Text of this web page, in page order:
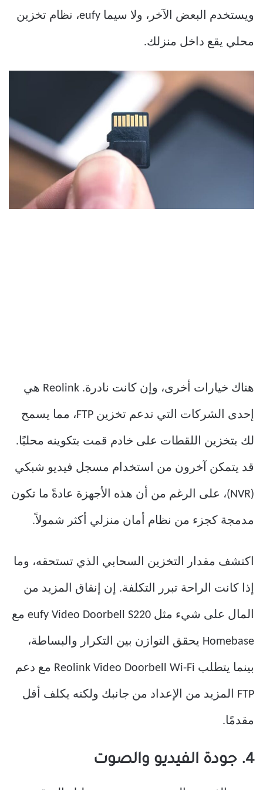
ويستخدم البعض الآخر، ولا سيما eufy، نظام تخزين
محلي يقع داخل منزلك.
هناك خيارات أخرى، وإن كانت نادرة. Reolink هي
إحدى الشركات التي تدعم تخزين FTP، مما يسمح
لك بتخزين اللقطات على خادم قمت بتكوينه محليًا.
قد يتمكن آخرون من استخدام مسجل فيديو شبكي
(NVR)، على الرغم من أن هذه الأجهزة عادةً ما تكون
مدمجة كجزء من نظام أمان منزلي أكثر شمولاً.
اكتشف مقدار التخزين السحابي الذي تستحقه، وما
إذا كانت الراحة تبرر التكلفة. إن إنفاق المزيد من
المال على شيء مثل eufy Video Doorbell S220 مع
Homebase يحقق التوازن بين التكرار والبساطة،
بينما يتطلب Reolink Video Doorbell Wi-Fi مع دعم
FTP المزيد من الإعداد من جانبك ولكنه يكلف أقل
مقدمًا.
4. جودة الفيديو والصوت